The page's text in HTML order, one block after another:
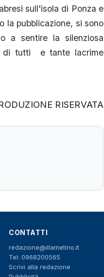
sull'isola di Ponza e
la pubblicazione, si sono
a sentire la silenziosa
di tutti e tante lacrime
RISERVATA
CONTATTI
redazione@illametino.it
Tel: 0968200565
Scrivi alla redazione